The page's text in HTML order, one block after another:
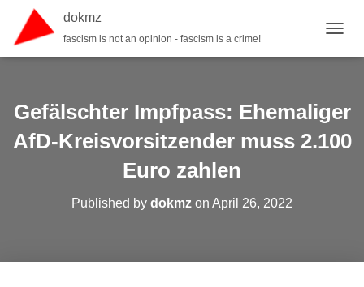
dokmz
fascism is not an opinion - fascism is a crime!
Gefälschter Impfpass: Ehemaliger
AfD-Kreisvorsitzender muss 2.100
Euro zahlen
Published by dokmz on April 26, 2022